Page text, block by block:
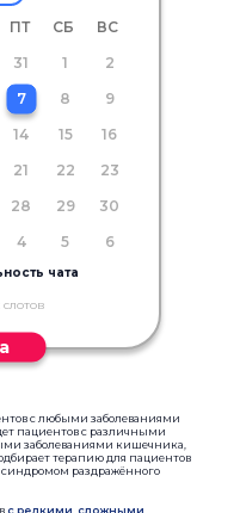
ПТ СБ
ВС
31 1
2
7 8
9
14 15
16
21 22
23
28 29
30
4 5 6
чата
с любыми заболеваниями
пациентов с различными
заболеваниями кишечника,
терапию для пациентов
раздражённого
с редкими, сложными